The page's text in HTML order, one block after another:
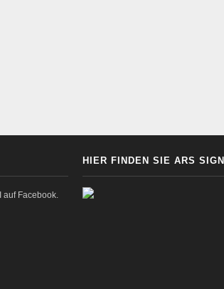
auf Facebook.
HIER FINDEN SIE ARS SIGNI